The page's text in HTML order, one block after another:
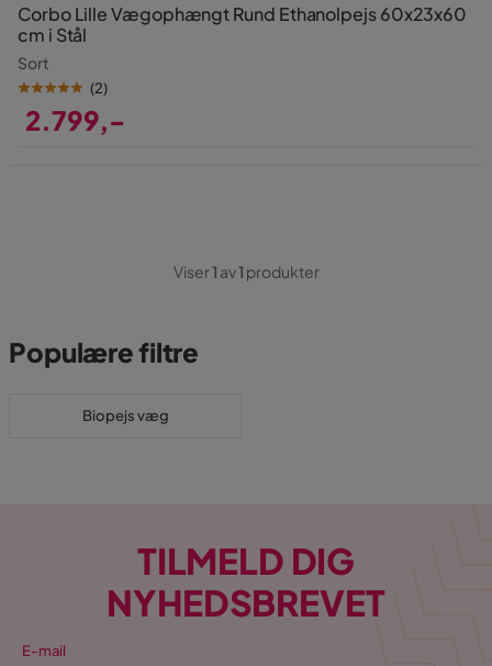
Corbo Lille Vægophængt Rund Ethanolpejs 60x23x60
cm i Stål
Sort
(2)
2.799,-
Viser1 av1 produkter
Populære filtre
Biopejs væg
TILMELD DIG
NYHEDSBREVET
E-mail